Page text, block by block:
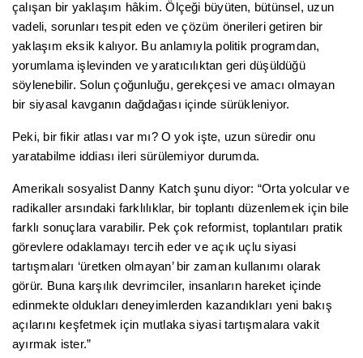
çalışan bir yaklaşım hâkim. Ölçeği büyüten, bütünsel, uzun
vadeli, sorunları tespit eden ve çözüm önerileri getiren bir
yaklaşım eksik kalıyor. Bu anlamıyla politik programdan,
yorumlama işlevinden ve yaratıcılıktan geri düşüldüğü
söylenebilir. Solun çoğunluğu, gerekçesi ve amacı olmayan
bir siyasal kavganın dağdağası içinde sürükleniyor.
Peki, bir fikir atlası var mı? O yok işte, uzun süredir onu
yaratabilme iddiası ileri sürülemiyor durumda.
Amerikalı sosyalist Danny Katch şunu diyor: “Orta yolcular ve
radikaller arsındaki farklılıklar, bir toplantı düzenlemek için bile
farklı sonuçlara varabilir. Pek çok reformist, toplantıları pratik
görevlere odaklamayı tercih eder ve açık uçlu siyasi
tartışmaları ‘üretken olmayan’ bir zaman kullanımı olarak
görür. Buna karşılık devrimciler, insanların hareket içinde
edinmekte oldukları deneyimlerden kazandıkları yeni bakış
açılarını keşfetmek için mutlaka siyasi tartışmalara vakit
ayırmak ister.”